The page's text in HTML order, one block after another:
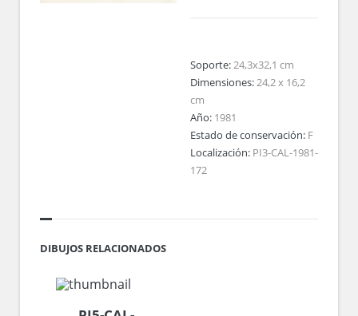
Soporte:24,3x32,1 cm
Dimensiones:24,2 x 16,2
cm
Año: 1981
Estado de conservación: F
Localización: PI3-CAL-1981-
172
DIBUJOS RELACIONADOS